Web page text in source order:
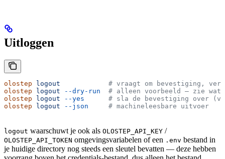
Uitloggen
olostep logout
# vraagt om bevestiging,
olostep logout --dry-run
# alleen voorbeeld — zie wat
olostep logout --yes
# sla de bevestiging over
olostep logout --json
     # machineleesbare uitvoer
logout waarschuwt je ook als OLOSTEP_API_KEY /
OLOSTEP_API_TOKEN omgevingsvariabelen of een .env bestand in
je huidige directory nog steeds een sleutel bevatten — deze hebben